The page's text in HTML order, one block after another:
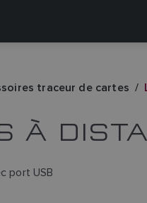
traceur de cartes
À
port USB